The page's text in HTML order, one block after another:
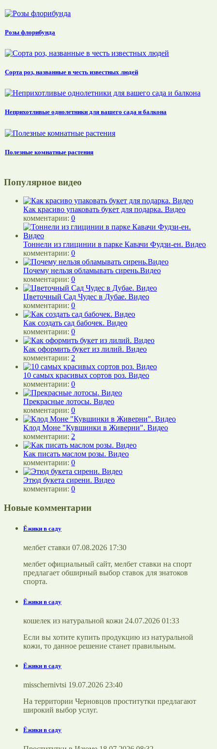
Розы флорибунда
Сорта роз, названные в честь известных людей
Неприхотливые однолетники для вашего сада и балкона
Полезные комнатные растения
Популярное видео
Как красиво упаковать букет для подарка. Видео
комментарии: 0
Тоннели из глицинии в парке Кавачи Фудзи-ен. Видео
комментарии: 0
Почему нельзя обламывать сирень.Видео
комментарии: 0
Цветочный Сад Чудес в Дубае. Видео
комментарии: 0
Как создать сад бабочек. Видео
комментарии: 0
Как оформить букет из лилий. Видео
комментарии: 2
10 самых красивых сортов роз. Видео
комментарии: 0
Прекрасные лотосы. Видео
комментарии: 0
Клод Моне "Кувшинки в Живерни". Видео
комментарии: 2
Как писать маслом розы. Видео
комментарии: 0
Этюд букета сирени. Видео
комментарии: 0
Новые комментарии
Ёжики в саду
мелбет ставки 07.08.2026 17:30
мелбет официальный сайт, мелбет ставки на спорт
предлагает обширный выбор ставок для знатоков
спорта.
Ёжики в саду
кошелек из натуральной кожи 24.07.2026 01:33
Если вы хотите купить продукцию из натуральной
кожи, то данное решение станет правильным.
Ёжики в саду
misschernivtsi 19.07.2026 23:40
На территории Черновцов проститутки предлагают
широкий выбор услуг.
Ёжики в саду